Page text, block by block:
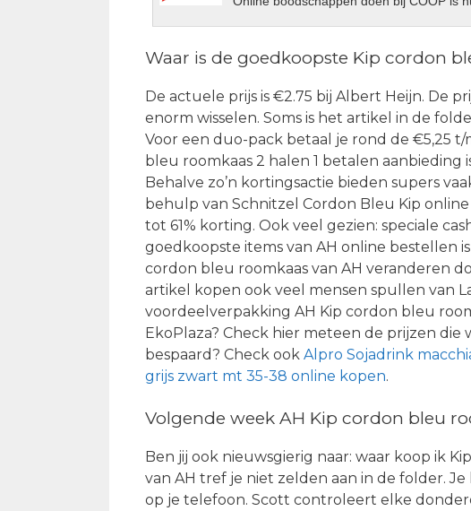
Waar is de goedkoopste Kip cordon
De actuele prijs is €2.75 bij Albert Heijn. De
enorm wisselen. Soms is het artikel in de
Voor een duo-pack betaal je rond de €5,25
bleu roomkaas 2 halen 1 betalen aanbieding
Behalve zo’n kortingsactie bieden supers
behulp van Schnitzel Cordon Bleu Kip
tot 61% korting. Ook veel gezien: speciale
goedkoopste items van AH online bestellen
cordon bleu roomkaas van AH veranderen
artikel kopen ook veel mensen spullen van
voordeelverpakking AH Kip cordon bleu
EkoPlaza? Check hier meteen de prijzen
bespaard? Check ook Alpro Sojadrink
grijs zwart mt 35-38 online kopen.
Volgende week AH Kip cordon bleu
Ben jij ook nieuwsgierig naar: waar koop ik
van AH tref je niet zelden aan in de folder.
op je telefoon. Scott controleert elke